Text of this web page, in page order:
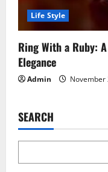
Life Style
Ring With a Ruby:
Elegance
Admin November
SEARCH